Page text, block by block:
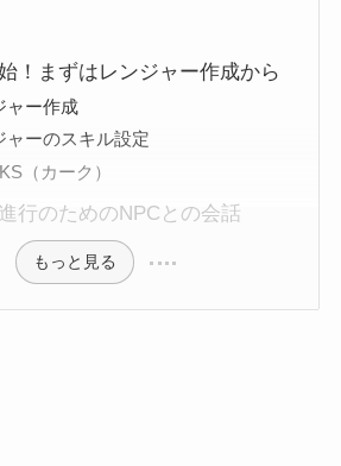
！まずはレンジャー作成から
ャー作成
ャーのスキル設定
（カーク）
行のためのNPCとの会話
もっと見る